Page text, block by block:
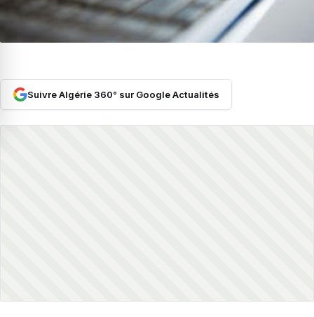
Suivre Algérie 360° sur Google Actualités